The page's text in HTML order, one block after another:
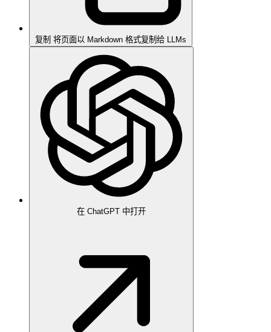
复制 将页面以 Markdown 格式复制给 LLMs
在 ChatGPT 中打开